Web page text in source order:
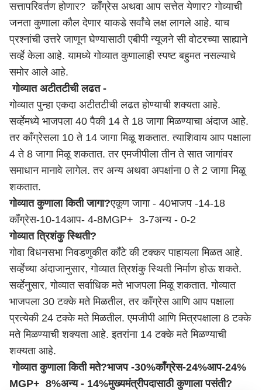
सत्तापरिवर्तण होणार? काँग्रेस अथवा आप सत्तेत येणार? गोव्याची
जनता कुणाला कौल देणार याकडे सर्वांचे लक्ष लागले आहे. याच
प्रश्नांची उत्तरे जाणून घेण्यासाठी एबीपी न्यूजने सी वोटरच्या साह्याने
सर्व्हे केला आहे. यामध्ये गोव्यात कुणालाही स्पष्ट बहुमत नसल्याचे
समोर आले आहे.
गोव्यात अटीतटीची लढत -
गोव्यात पुन्हा एकदा अटीतटीची लढत होण्याची शक्यता आहे.
सर्व्हेमध्ये भाजपला 40 पैकी 14 ते 18 जागा मिळण्याचा अंदाज आहे.
तर काँग्रेसला 10 ते 14 जागा मिळू शकतात. त्याशिवाय आप पक्षाला
4 ते 8 जागा मिळू शकतात. तर एमजीपीला तीन ते सात जागांवर
समाधान मानावे लागेल. तर अन्य अथवा अपक्षांना 0 ते 2 जागा मिळू
शकतात.
गोव्यात कुणाला किती जागा?एकूण जागा - 40भाजप -14-18
काँग्रेस-10-14आप- 4-8MGP+ 3-7अन्य - 0-2
गोव्यात त्रिशंकु स्थिती?
गोवा विधनसभा निवडणुकीत काँटे की टक्कर पाहायला मिळत आहे.
सर्व्हेच्या अंदाजानुसार, गोव्यात त्रिशंकु स्थिती निर्माण होऊ शकते.
सर्व्हेनुसार, गोव्यात सर्वाधिक मते भाजपला मिळू शकतात. गोव्यात
भाजपला 30 टक्के मते मिळतील, तर काँग्रेस आणि आप पक्षाला
प्रत्येकी 24 टक्के मते मिळतील. एमजीपी आणि मित्रपक्षाला 8 टक्के
मते मिळण्याची शक्यता आहे. इतरांना 14 टक्के मते मिळण्याची
शक्यता आहे.
गोव्यात कुणाला किती मते?भाजप -30%काँग्रेस-24%आप-24%
MGP+ 8%अन्य - 14%मुख्यमंत्रीपदासाठी कुणाला पसंती?